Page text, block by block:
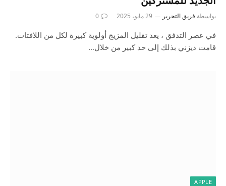
بواسطة فريق التحرير 29 مايو، 2025 0
في عصر التدفق ، يعد تقليل المزيج أولوية كبيرة لكل من اللافتات.
قامت ديزني بذلك إلى حد كبير من خلال…
APPLE